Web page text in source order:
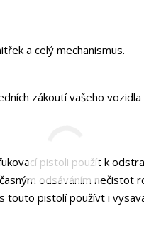
a celý mechanismus.
zákoutí vašeho
pistoli použít k
odsáváním nečistot
touto pistolí používt i